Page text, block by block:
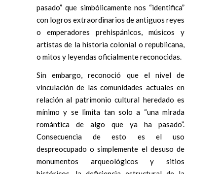
pasado” que simbólicamente nos “identifica”
con logros extraordinarios de antiguos reyes
o emperadores prehispánicos, músicos y
artistas de la historia colonial o republicana,
o mitos y leyendas oficialmente reconocidas.
Sin embargo, reconoció que el nivel de
vinculación de las comunidades actuales en
relación al patrimonio cultural heredado es
mínimo y se limita tan solo a “una mirada
romántica de algo que ya ha pasado”.
Consecuencia de esto es el uso
despreocupado o simplemente el desuso de
monumentos arqueológicos y sitios